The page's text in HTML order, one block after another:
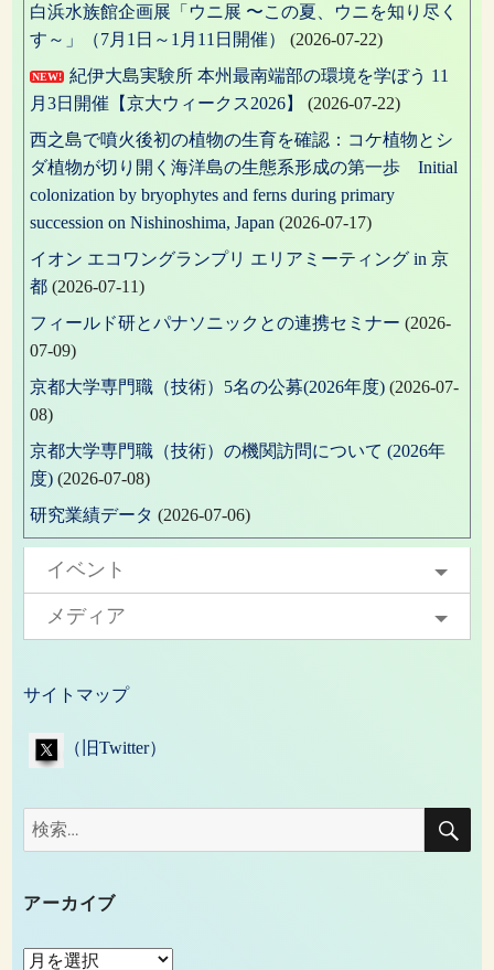
白浜水族館企画展「ウニ展 〜この夏、ウニを知り尽く
す～」（7月1日～1月11日開催）
(2026-07-22)
NEW!
紀伊大島実験所 本州最南端部の環境を学ぼう 11
月3日開催【京大ウィークス2026】
(2026-07-22)
西之島で噴火後初の植物の生育を確認：コケ植物とシ
ダ植物が切り開く海洋島の生態系形成の第一歩 Initial
colonization by bryophytes and ferns during primary
succession on Nishinoshima, Japan (2026-07-17)
イオン エコワングランプリ エリアミーティング in 京
都 (2026-07-11)
フィールド研とパナソニックとの連携セミナー (2026-
07-09)
京都大学専門職（技術）5名の公募(2026年度) (2026-07-
08)
京都大学専門職（技術）の機関訪問について (2026年
度) (2026-07-08)
研究業績データ (2026-07-06)
イベント
メディア
サイトマップ
（旧Twitter）
検
索:
検
アーカイブ
ア